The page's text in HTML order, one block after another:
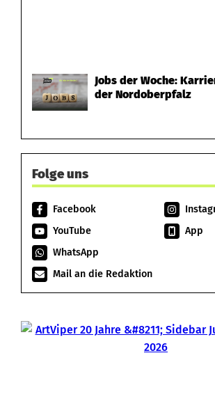
Jobs der Woche:
der Nordoberpfalz
Folge uns
Facebook
YouTube
App
WhatsApp
Mail an die Redaktion